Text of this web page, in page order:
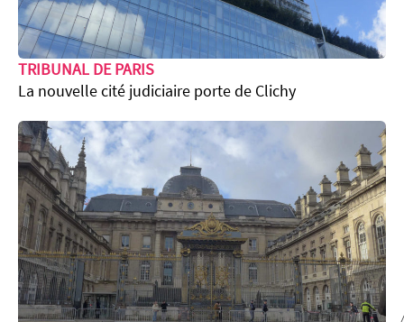
TRIBUNAL DE PARIS
La nouvelle cité judiciaire porte de Clichy